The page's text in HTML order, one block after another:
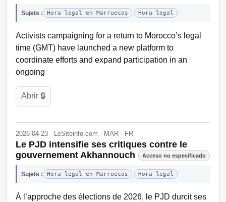
Sujets : Hora legal en Marruecos Hora legal
Activists campaigning for a return to Morocco’s legal
time (GMT) have launched a new platform to
coordinate efforts and expand participation in an
ongoing
Abrir 🔒
2026-04-23 · LeSiteinfo.com · MAR · FR
Le PJD intensifie ses critiques contre le
gouvernement Akhannouch
Acceso no especificado
Sujets : Hora legal en Marruecos Hora legal
À l’approche des élections de 2026, le PJD durcit ses